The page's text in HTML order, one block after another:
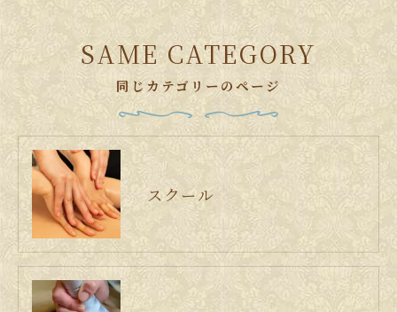
同じカテゴリーのページ
SAME CATEGORY
スクール